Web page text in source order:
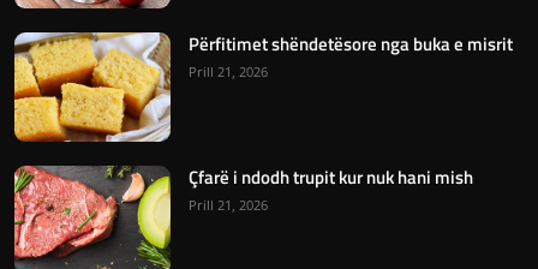
Përfitimet shëndetësore nga buka e misrit
Prill 21, 2026
Çfarë i ndodh trupit kur nuk hani mish
Prill 21, 2026